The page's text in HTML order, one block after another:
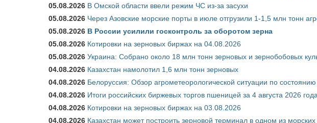
05.08.2026 В Омской области ввели режим ЧС из-за засухи
05.08.2026 Через Азовские морские порты в июле отгрузили 1-1,5 млн тонн
05.08.2026 В России усилили госконтроль за оборотом зерна
05.08.2026 Котировки на зерновых биржах на 04.08.2026
05.08.2026 Украина: Собрано около 18 млн тонн зерновых и зернобобовых
04.08.2026 Казахстан намолотил 1,6 млн тонн зерновых
04.08.2026 Белоруссия: Обзор агрометеорологической ситуации по состоянию
04.08.2026 Итоги российских биржевых торгов пшеницей за 4 августа 2026 года
04.08.2026 Котировки на зерновых биржах на 03.08.2026
04.08.2026 Казахстан может построить зерновой терминал в одном из